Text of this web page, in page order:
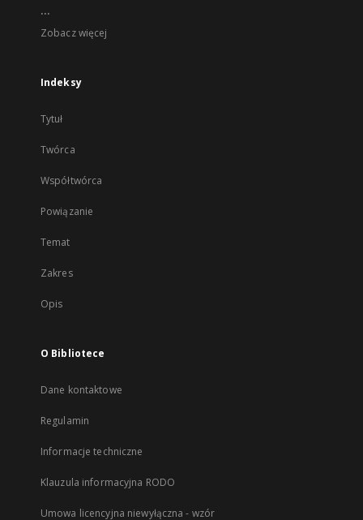
...
Zobacz więcej
Indeksy
Tytuł
Twórca
Współtwórca
Powiązanie
Temat
Zakres
Opis
O Bibliotece
Dane kontaktowe
Regulamin
Informacje techniczne
Klauzula informacyjna RODO
Umowa licencyjna niewyłączna - wzór